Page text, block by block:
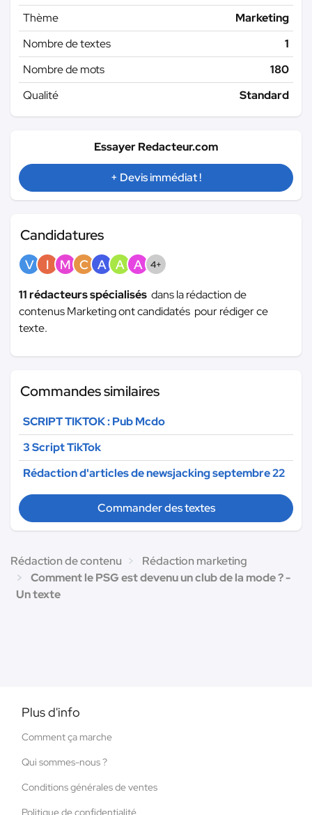
Thème
Marketing
Nombre de textes
1
Nombre de mots
180
Qualité
Standard
Essayer Redacteur.com
+ Devis immédiat !
Candidatures
V I M C A A A 4+
11 rédacteurs spécialisés dans la rédaction de
contenus Marketing ont candidatés pour rédiger ce
texte.
Commandes similaires
SCRIPT TIKTOK : Pub Mcdo
3 Script TikTok
Rédaction d'articles de newsjacking septembre 22
Commander des textes
Rédaction de contenu
Rédaction marketing
Comment le PSG est devenu un club de la mode ? -
Un texte
Plus d'info
Comment ça marche
Qui sommes-nous ?
Conditions générales de ventes
Politique de confidentialité